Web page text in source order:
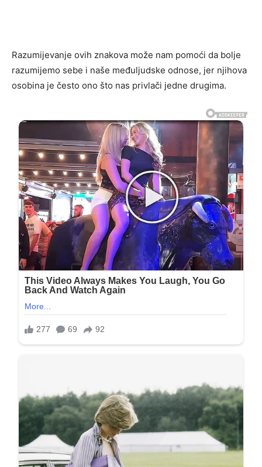
Razumijevanje ovih znakova može nam pomoći da bolje
razumijemo sebe i naše međuljudske odnose, jer njihova
osobina je često ono što nas privlači jedne drugima.